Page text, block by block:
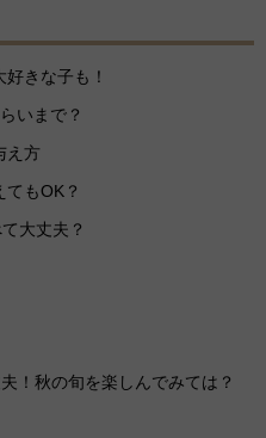
きな子も！
いまで？
え方
もOK？
大丈夫？
！秋の旬を楽しんでみては？